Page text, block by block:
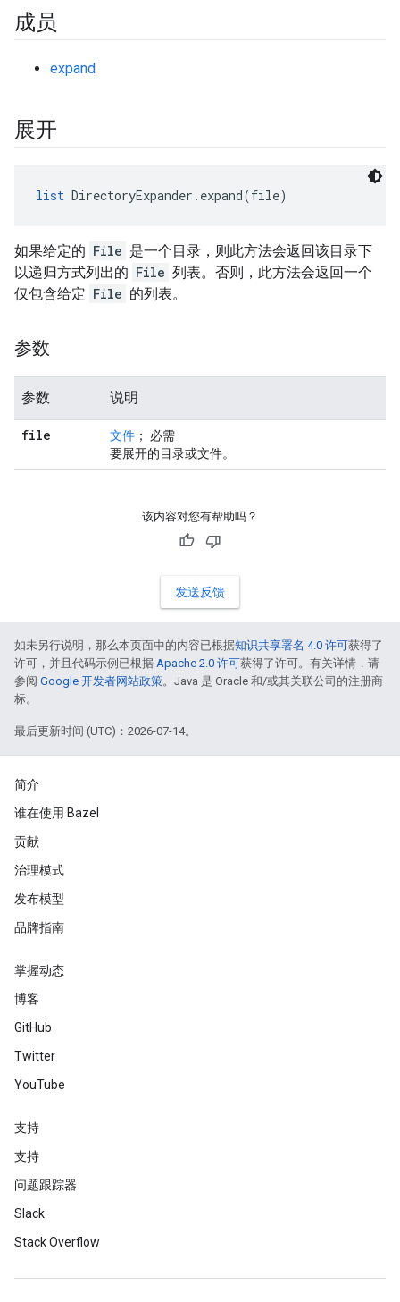
成员
expand
展开
list DirectoryExpander.expand(file)
如果给定的 File 是一个目录，则此方法会返回该目录下
以递归方式列出的 File 列表。否则，此方法会返回一个
仅包含给定 File 的列表。
参数
参数 说明
file 文件 ； 必需
要展开的目录或文件。
该内容对您有帮助吗？
发送反馈
如未另行说明，那么本页面中的内容已根据知识共享署名 4.0 许可获得了
许可，并且代码示例已根据 Apache 2.0 许可获得了许可。有关详情，请
参阅 Google 开发者网站政策。Java 是 Oracle 和/或其关联公司的注册商
标。
最后更新时间 (UTC)：2026-07-14。
简介
谁在使用 Bazel
贡献
治理模式
发布模型
品牌指南
掌握动态
博客
GitHub
Twitter
YouTube
支持
支持
问题跟踪器
Slack
Stack Overflow